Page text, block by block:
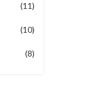
(11)
(10)
(8)